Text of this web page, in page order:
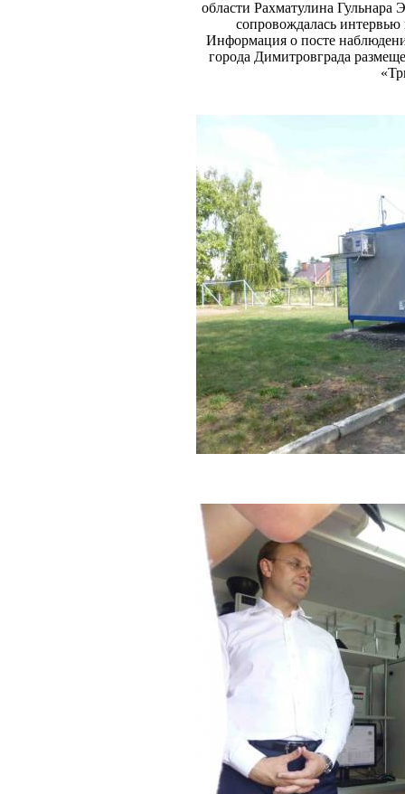
области Рахматулина
сопровождалась
Информация о посте
города Димитровграда